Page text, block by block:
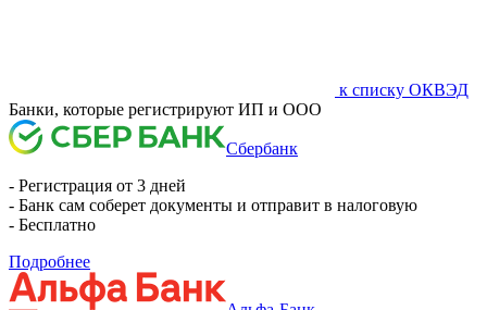
к списку ОКВЭД
Банки, которые регистрируют ИП и ООО
Сбербанк
- Регистрация от 3 дней
- Банк сам соберет документы и отправит в налоговую
- Бесплатно
Подробнее